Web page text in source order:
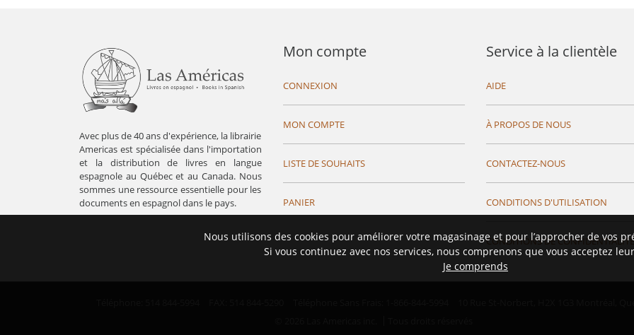
Avec plus de 40 ans d'expérience, la librairie
Americas est spécialisée dans l'importation
et la distribution de livres en langue
espagnole au Québec et au Canada. Nous
sommes une ressource essentielle pour les
documents en espagnol dans le pays.
Mon compte
CONNEXION
MON COMPTE
LISTE DE SOUHAITS
PANIER
Service à la clientèle
AIDE
À PROPOS DE NOUS
CONTACTEZ-NOUS
CONDITIONS D'UTILISATION
CONDITIONS DE CONFIDENTIALITÉ
Nous utilisons des cookies pour améliorer votre magasinage et pour l’approcher de vos
Si vous continuez avec nos services, nous comprenons que vous acceptez
Je comprends